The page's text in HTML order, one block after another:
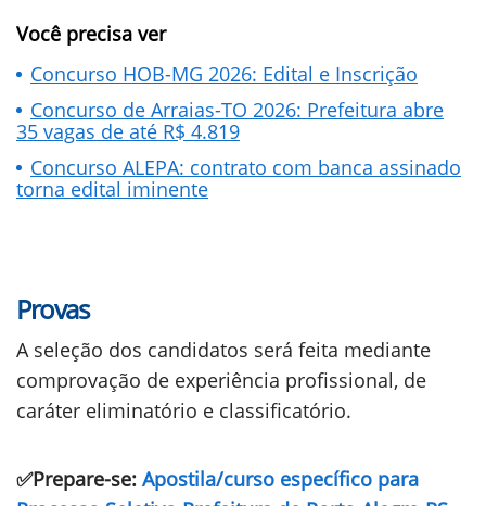
Você precisa ver
Concurso HOB-MG 2026: Edital e Inscrição
Concurso de Arraias-TO 2026: Prefeitura abre
35 vagas de até R$ 4.819
Concurso ALEPA: contrato com banca assinado
torna edital iminente
Provas
A seleção dos candidatos será feita mediante
comprovação de experiência profissional, de
caráter eliminatório e classificatório.
✅Prepare-se: Apostila/curso específico para